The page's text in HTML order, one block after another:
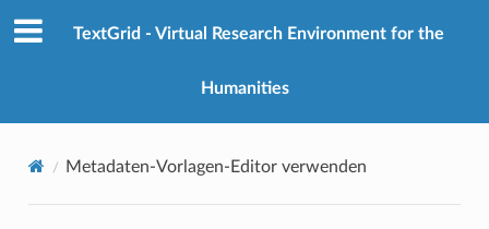
TextGrid - Virtual Research Environment for the
Humanities
Metadaten-Vorlagen-Editor verwenden